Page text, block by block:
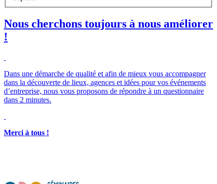
Nous cherchons toujours à nous améliorer
!
Dans une démarche de qualité et afin de mieux vous accompagner
dans la découverte de lieux, agences et idées pour vos événements
d’entreprise, nous vous proposons de répondre à un questionnaire
dans 2 minutes.
Merci à tous !